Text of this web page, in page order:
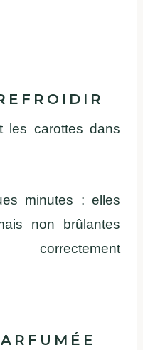
les carottes dans
minutes : elles
non brûlantes